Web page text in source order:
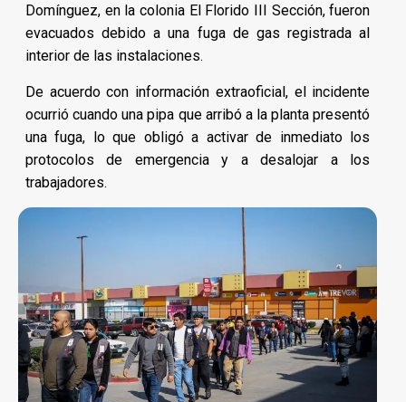
Domínguez, en la colonia El Florido III Sección, fueron
evacuados debido a una fuga de gas registrada al
interior de las instalaciones.
De acuerdo con información extraoficial, el incidente
ocurrió cuando una pipa que arribó a la planta presentó
una fuga, lo que obligó a activar de inmediato los
protocolos de emergencia y a desalojar a los
trabajadores.